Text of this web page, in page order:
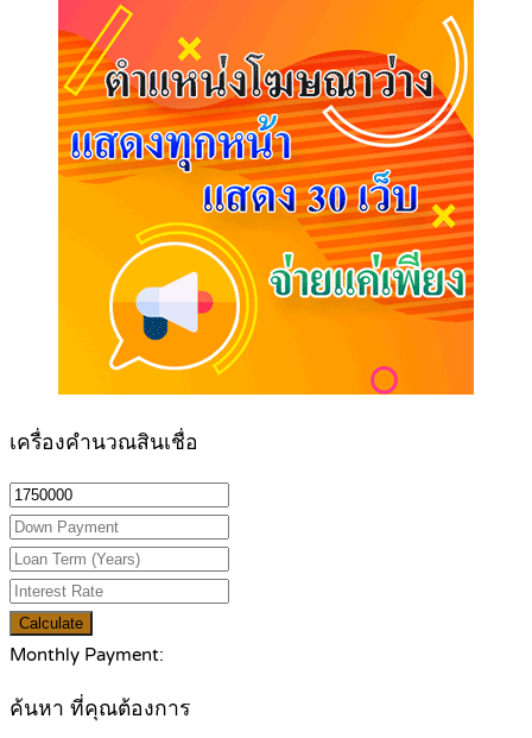
เครื่องคำนวณสินเชื่อ
Calculate
Monthly Payment:
ค้นหา ที่คุณต้องการ